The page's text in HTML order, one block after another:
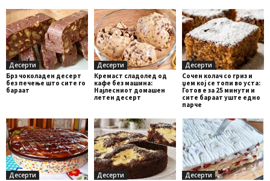
Десерти
Брз чоколаден десерт
без печење што сите го
бараат
Десерти
Кремаст сладолед од
кафе без машина:
Најлесниот домашен
летен десерт
Десерти
Сочен колач со гриз и
џем кој се топи во уста:
Готов е за 25 минути и
сите бараат уште едно
парче
Десерти
Десерти
Десерти